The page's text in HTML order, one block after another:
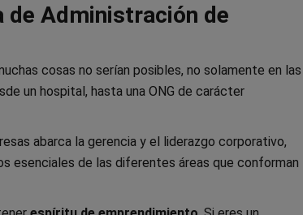
de Administración de
cosas no serían posibles, no solamente en las
un hospital, hasta una ONG de carácter
abarca la gerencia y el liderazgo corporativo,
esenciales de las diferentes áreas que conforman